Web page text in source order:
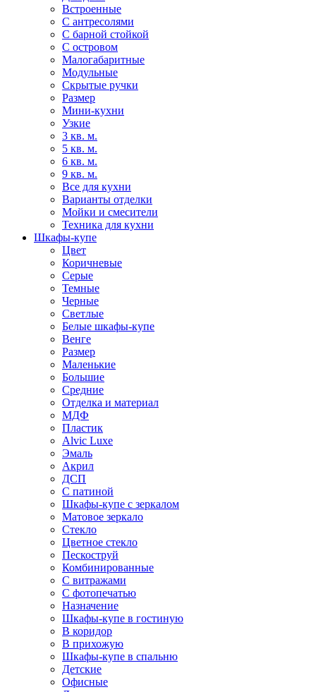
Встроенные
С антресолями
С барной стойкой
С островом
Малогабаритные
Модульные
Скрытые ручки
Размер
Мини-кухни
Узкие
3 кв. м.
5 кв. м.
6 кв. м.
9 кв. м.
Все для кухни
Варианты отделки
Мойки и смесители
Техника для кухни
Шкафы-купе
Цвет
Коричневые
Серые
Темные
Черные
Светлые
Белые шкафы-купе
Венге
Размер
Маленькие
Большие
Средние
Отделка и материал
МДФ
Пластик
Alvic Luxe
Эмаль
Акрил
ДСП
С патиной
Шкафы-купе с зеркалом
Матовое зеркало
Стекло
Цветное стекло
Пескоструй
Комбинированные
С витражами
С фотопечатью
Назначение
Шкафы-купе в гостиную
В коридор
В прихожую
Шкафы-купе в спальню
Детские
Офисные